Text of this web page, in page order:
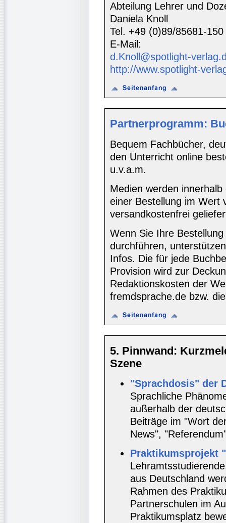
Abteilung Lehrer und
Daniela Knoll
Tel. +49 (0)89/85681-150
E-Mail:
d.Knoll@spotlight-
http://www.spotlight-
Partnerprogramm:
Bequem Fachbücher,
den Unterricht online
u.v.a.m.
Medien werden
einer Bestellung im Wert
versandkostenfrei
Wenn Sie Ihre
durchführen,
Infos. Die für jede
Provision wird zur
Redaktionskosten der
fremdsprache.de bzw.
5. Pinnwand:
Szene
"Sprachdosis" der
Sprachliche
außerhalb der
Beiträge im "Wort
News",
Praktikumsprojekt
aus Deutschland
Rahmen des
Partnerschulen im
Praktikumsplatz